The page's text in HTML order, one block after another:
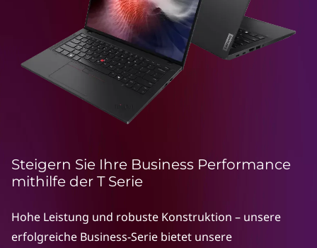
S
e
Steigern Sie Ihre Business Performance
mithilfe der T Serie
Hohe Leistung und robuste Konstruktion – unsere
erfolgreiche Business-Serie bietet unsere